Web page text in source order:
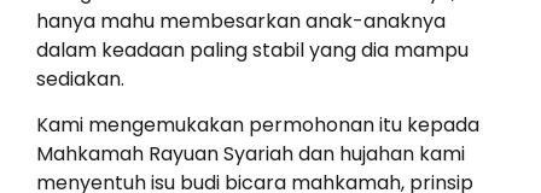
hanya mahu membesarkan anak-anaknya
dalam keadaan paling stabil yang dia mampu
sediakan.
Kami mengemukakan permohonan itu kepada
Mahkamah Rayuan Syariah dan hujahan kami
menyentuh isu budi bicara mahkamah, prinsip